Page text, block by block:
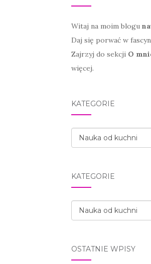
Witaj na moim blogu
Daj się porwać w
Zajrzyj do sekcji O
więcej.
KATEGORIE
Kategorie
KATEGORIE
Kategorie
OSTATNIE WPISY